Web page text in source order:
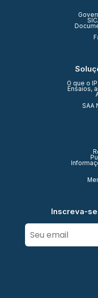
O que o
Ensaios,
SAA
Inscreva-